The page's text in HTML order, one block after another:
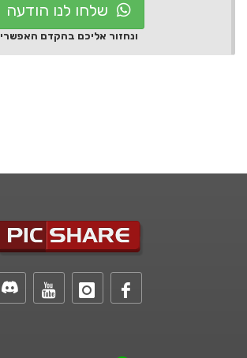
שלחו לנו הודעה
ונחזור אליכם בהקדם האפשרי